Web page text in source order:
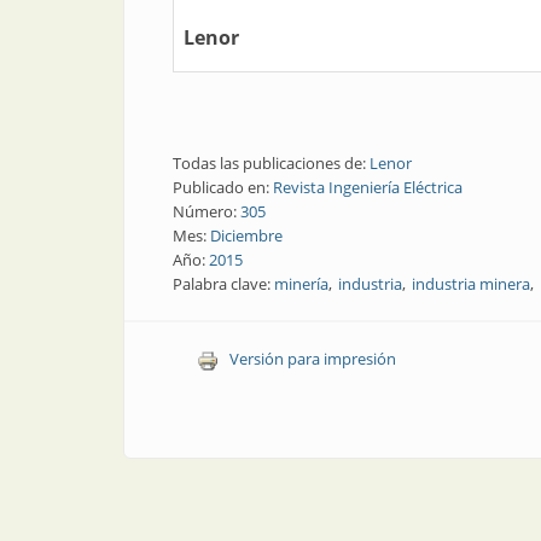
Lenor
Todas las publicaciones de: Lenor
Publicado en: Revista Ingeniería Eléctrica
Número:305
Mes: Diciembre
Año:2015
Palabra clave: minería industria industria minera
Versión para impresión